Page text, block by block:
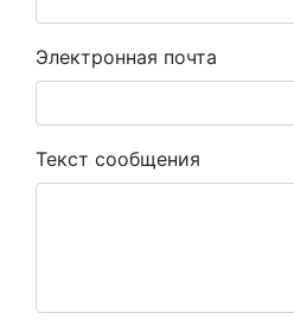
Электронная почта
Текст сообщения